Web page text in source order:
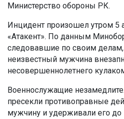
Министерство обороны РК.
Инцидент произошел утром 5
«Атакент». По данным
следовавшие по своим делам,
неизвестный мужчина
несовершеннолетнего
Военнослужащие
пресекли противоправные
мужчину и удерживали его до